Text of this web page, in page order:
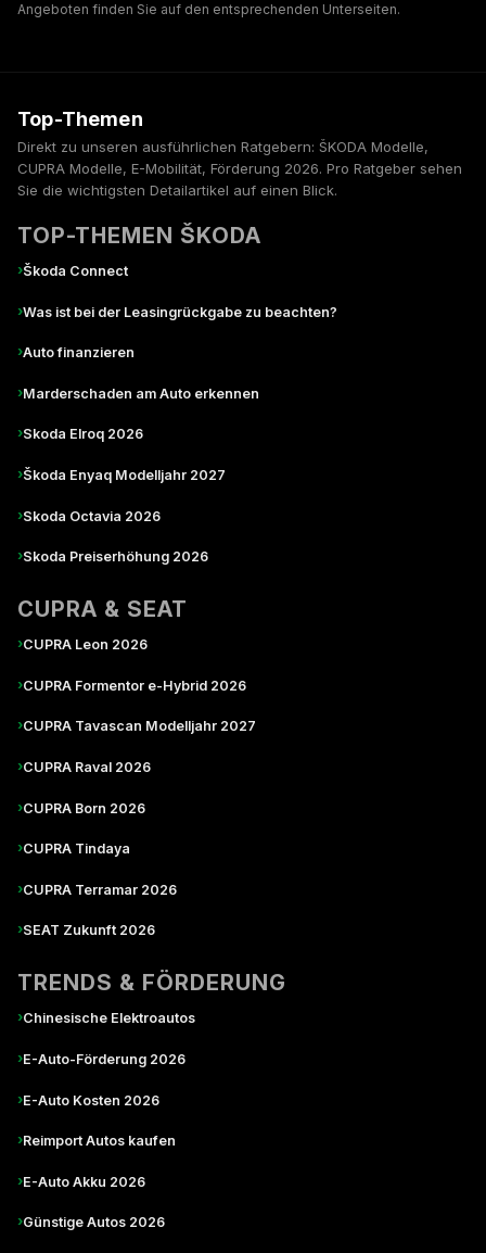
Angeboten finden Sie auf den entsprechenden Unterseiten.
Top-Themen
Direkt zu unseren ausführlichen Ratgebern: ŠKODA Modelle,
CUPRA Modelle, E-Mobilität, Förderung 2026. Pro Ratgeber sehen
Sie die wichtigsten Detailartikel auf einen Blick.
TOP-THEMEN ŠKODA
›Škoda Connect
›Was ist bei der Leasingrückgabe zu beachten?
›Auto finanzieren
›Marderschaden am Auto erkennen
›Skoda Elroq 2026
›Škoda Enyaq Modelljahr 2027
›Skoda Octavia 2026
›Skoda Preiserhöhung 2026
CUPRA & SEAT
›CUPRA Leon 2026
›CUPRA Formentor e-Hybrid 2026
›CUPRA Tavascan Modelljahr 2027
›CUPRA Raval 2026
›CUPRA Born 2026
›CUPRA Tindaya
›CUPRA Terramar 2026
›SEAT Zukunft 2026
TRENDS & FÖRDERUNG
›Chinesische Elektroautos
›E-Auto-Förderung 2026
›E-Auto Kosten 2026
›Reimport Autos kaufen
›E-Auto Akku 2026
›Günstige Autos 2026